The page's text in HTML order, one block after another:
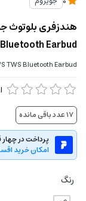
Bluetooth Earbud
TWS Bluetooth Earbud
17عدد باقی مانده
پرداخت در
امکان خرید
رنگ